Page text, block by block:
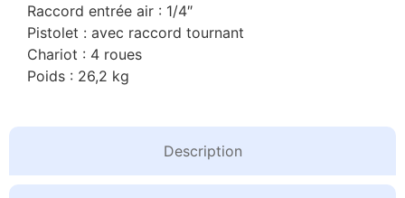
Description
Raccord entrée air : 1/4″
Pistolet : avec raccord tournant
Chariot : 4 roues
Poids : 26,2 kg